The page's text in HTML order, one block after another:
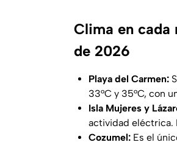
Clima en cada
de 2026
Playa del Carmen:
33°C y 35°C, con
Isla Mujeres y
actividad eléctrica.
Cozumel: Es el